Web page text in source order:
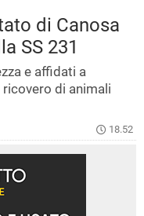
di Canosa
SS 231
e affidati a
ricovero di animali
18.52